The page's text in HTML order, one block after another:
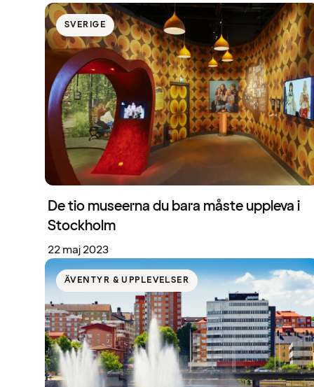
SVERIGE
De tio museerna du bara måste uppleva i
Stockholm
22 maj 2023
ÄVENTYR & UPPLEVELSER